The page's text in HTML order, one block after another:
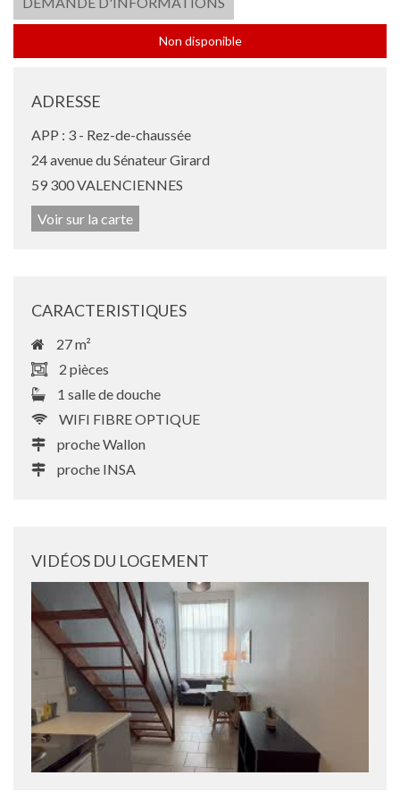
Non disponible
ADRESSE
APP : 3 - Rez-de-chaussée
24 avenue du Sénateur Girard
59 300 VALENCIENNES
Voir sur la carte
CARACTERISTIQUES
27 m²
2 pièces
1 salle de douche
WIFI FIBRE OPTIQUE
proche Wallon
proche INSA
VIDÉOS DU LOGEMENT